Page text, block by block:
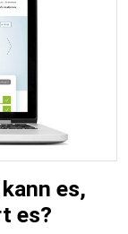
es,
es?